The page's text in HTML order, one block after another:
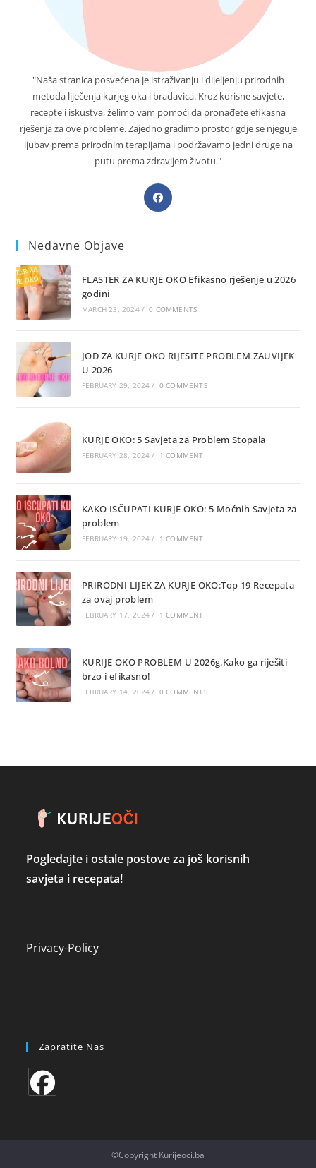
"Naša stranica posvećena je istraživanju i dijeljenju prirodnih
metoda liječenja kurjeg oka i bradavica. Kroz korisne savjete,
recepte i iskustva, želimo vam pomoći da pronađete efikasna
rješenja za ove probleme. Zajedno gradimo prostor gdje se njeguje
ljubav prema prirodnim terapijama i podržavamo jedni druge na
putu prema zdravijem životu."
Opens
Nedavne Objave
FLASTER ZA KURJE OKO Efikasno rješenje u 2026
godini
MARCH 23, 2024 / 0 COMMENTS
JOD ZA KURJE OKO RIJESITE PROBLEM ZAUVIJEK
U 2026
FEBRUARY 29, 2024 / 0 COMMENTS
KURJE OKO: 5 Savjeta za Problem Stopala
FEBRUARY 28, 2024 / 1 COMMENT
KAKO ISČUPATI KURJE OKO: 5 Moćnih Savjeta za
problem
FEBRUARY 19, 2024 / 1 COMMENT
PRIRODNI LIJEK ZA KURJE OKO:Top 19 Recepata
za ovaj problem
FEBRUARY 17, 2024 / 1 COMMENT
KURIJE OKO PROBLEM U 2026g.Kako ga riješiti
brzo i efikasno!
FEBRUARY 14, 2024 / 0 COMMENTS
Pogledajte i ostale postove za još korisnih
savjeta i recepata!
Privacy-Policy
Zapratite Nas
a
©Copyright Kurijeoci.ba